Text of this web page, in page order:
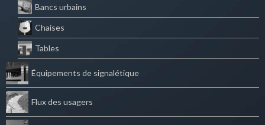
Bancs urbains
Chaises
Tables
Équipements de signalétique
Flux des usagers